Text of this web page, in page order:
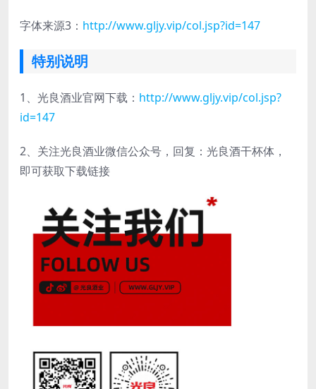
字体来源3： http://www.gljy.vip/col.jsp?id=147
特别说明
1、光良酒业官网下载： http://www.gljy.vip/col.jsp?
id=147
2、关注光良酒业微信公众号，回复：光良酒干杯体，
即可获取下载链接